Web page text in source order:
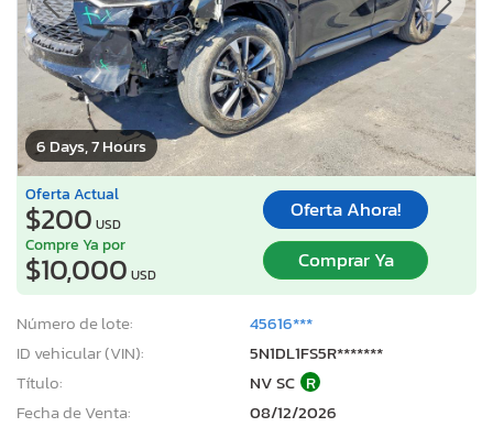
6 Days, 7 Hours
Oferta Actual
$200 USD
Oferta Ahora!
Compre Ya por
$10,000 USD
Comprar Ya
Número de lote:
45616***
ID vehicular (VIN):
5N1DL1FS5R*******
Título:
NV SC R
Fecha de Venta:
08/12/2026